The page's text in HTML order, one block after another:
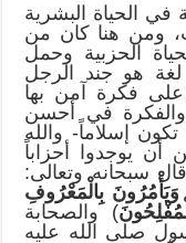
في الحياة البشرية
ومن هنا كان من
الحزبية وحمل
هو جند الرجل
فكرة آمن بها
والفكرة في أحسن
إسلاماً- والله
يوجدوا أحزاباً
سبحانه وتعالى:
بِالْمَعْرُوفِ
) والصحابة
صلى الله عليه